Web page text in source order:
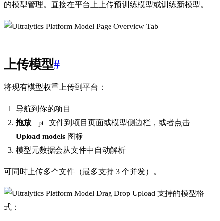
的模型管理。直接在平台上上传预训练模型或训练新模型。
上传模型#
将现有模型权重上传到平台：
导航到你的项目
拖放
.pt
文件到项目页面或模型侧边栏，或者点击
Upload models 图标
模型元数据会从文件中自动解析
可同时上传多个文件（最多支持 3 个并发）。
支持的模型格
式：